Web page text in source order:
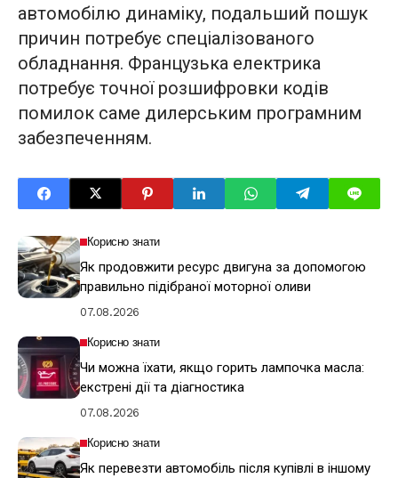
автомобілю динаміку, подальший пошук
причин потребує спеціалізованого
обладнання. Французька електрика
потребує точної розшифровки кодів
помилок саме дилерським програмним
забезпеченням.
Корисно знати
Як продовжити ресурс двигуна за допомогою
правильно підібраної моторної оливи
07.08.2026
Корисно знати
Чи можна їхати, якщо горить лампочка масла:
екстрені дії та діагностика
07.08.2026
Корисно знати
Як перевезти автомобіль після купівлі в іншому